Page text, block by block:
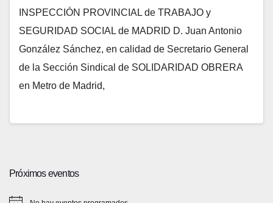
INSPECCIÓN PROVINCIAL de TRABAJO y
SEGURIDAD SOCIAL de MADRID D. Juan Antonio
González Sánchez, en calidad de Secretario General
de la Sección Sindical de SOLIDARIDAD OBRERA
en Metro de Madrid,
Próximos eventos